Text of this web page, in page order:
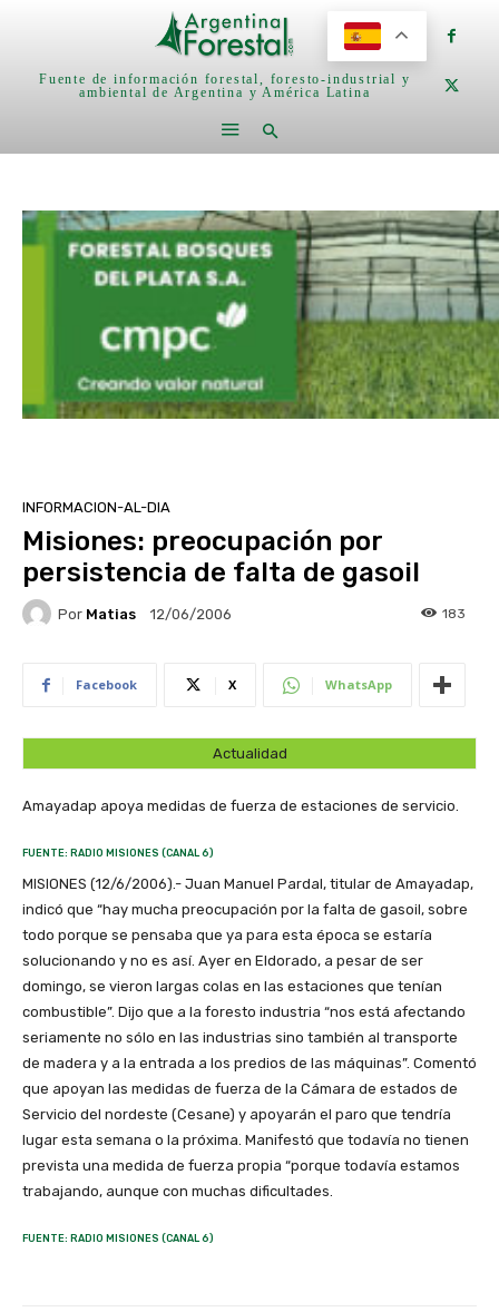
Fuente de información forestal, foresto-industrial y
ambiental de Argentina y América Latina
INFORMACION-AL-DIA
Misiones: preocupación por
persistencia de falta de gasoil
Por Matias 12/06/2006 183
Facebook X WhatsApp
Actualidad
Amayadap apoya medidas de fuerza de estaciones de servicio.
FUENTE: RADIO MISIONES (CANAL 6)
MISIONES (12/6/2006).- Juan Manuel Pardal, titular de Amayadap,
indicó que “hay mucha preocupación por la falta de gasoil, sobre
todo porque se pensaba que ya para esta época se estaría
solucionando y no es así. Ayer en Eldorado, a pesar de ser
domingo, se vieron largas colas en las estaciones que tenían
combustible”. Dijo que a la foresto industria “nos está afectando
seriamente no sólo en las industrias sino también al transporte
de madera y a la entrada a los predios de las máquinas”. Comentó
que apoyan las medidas de fuerza de la Cámara de estados de
Servicio del nordeste (Cesane) y apoyarán el paro que tendría
lugar esta semana o la próxima. Manifestó que todavía no tienen
prevista una medida de fuerza propia “porque todavía estamos
trabajando, aunque con muchas dificultades.
FUENTE: RADIO MISIONES (CANAL 6)